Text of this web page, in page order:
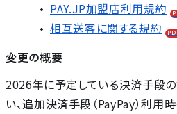
PAY.JP加盟店利用規約
相互送客に関する規約
変更の概要
2026年に予定している決済手段
い、追加決済手段（PayPay）利用